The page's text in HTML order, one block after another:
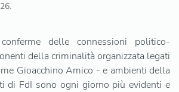
.
delle connessioni politico-
della criminalità organizzata legati
Gioacchino Amico - e ambienti della
di FdI sono ogni giorno più evidenti e